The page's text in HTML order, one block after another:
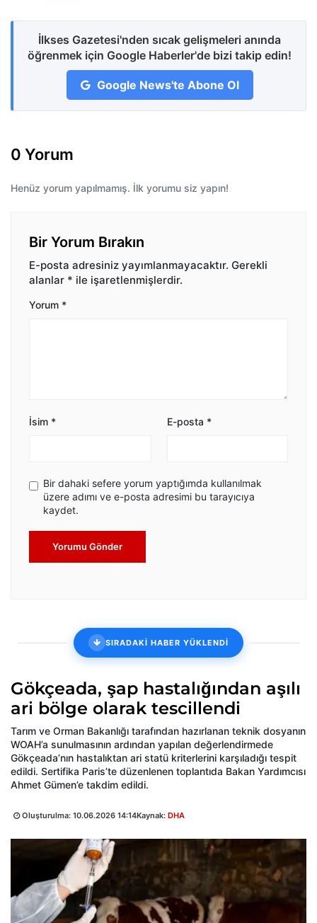
İlkses Gazetesi'nden sıcak gelişmeleri anında
öğrenmek için Google Haberler'de bizi takip edin!
Google News'te Abone Ol
0 Yorum
Henüz yorum yapılmamış. İlk yorumu siz yapın!
Bir Yorum Bırakın
E-posta adresiniz yayımlanmayacaktır. Gerekli
alanlar * ile işaretlenmişlerdir.
Yorum *
İsim * E-posta *
Bir dahaki sefere yorum yaptığımda kullanılmak
üzere adımı ve e-posta adresimi bu tarayıcıya
kaydet.
Yorumu Gönder
SIRADAKİ HABER YÜKLENDİ
Gökçeada, şap hastalığından aşılı
ari bölge olarak tescillendi
Tarım ve Orman Bakanlığı tarafından hazırlanan teknik dosyanın
WOAH’a sunulmasının ardından yapılan değerlendirmede
Gökçeada’nın hastalıktan ari statü kriterlerini karşıladığı tespit
edildi. Sertifika Paris’te düzenlenen toplantıda Bakan Yardımcısı
Ahmet Gümen’e takdim edildi.
Oluşturulma: 10.06.2026 14:14Kaynak: DHA